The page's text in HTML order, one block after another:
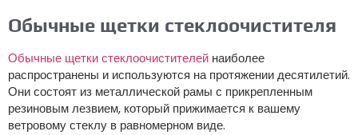
Обычные щетки стеклоочистителя
Обычные щетки стеклоочистителей наиболее
распространены и используются на протяжении десятилетий.
Они состоят из металлической рамы с прикрепленным
резиновым лезвием, который прижимается к вашему
ветровому стеклу в равномерном виде.